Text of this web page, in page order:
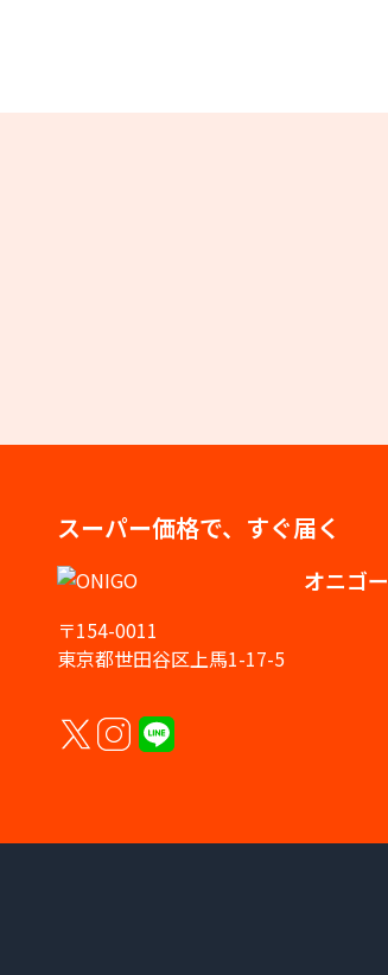
スーパー価格で、すぐ届く
オニゴー
〒154-0011
東京都世田谷区上馬1-17-5